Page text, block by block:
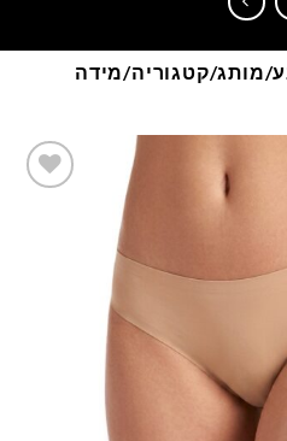
מותג/קטגוריה/מידה